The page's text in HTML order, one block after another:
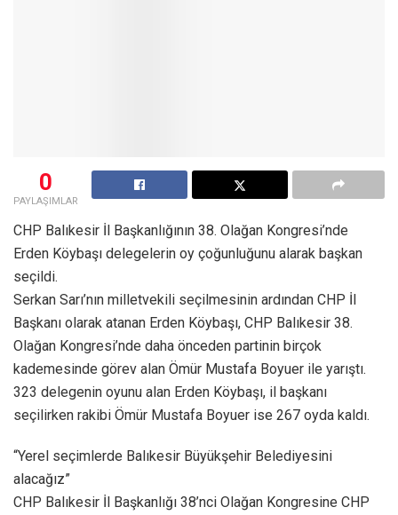
0
PAYLAŞIMLAR
CHP Balıkesir İl Başkanlığının 38. Olağan Kongresi’nde
Erden Köybaşı delegelerin oy çoğunluğunu alarak başkan
seçildi.
Serkan Sarı’nın milletvekili seçilmesinin ardından CHP İl
Başkanı olarak atanan Erden Köybaşı, CHP Balıkesir 38.
Olağan Kongresi’nde daha önceden partinin birçok
kademesinde görev alan Ömür Mustafa Boyuer ile yarıştı.
323 delegenin oyunu alan Erden Köybaşı, il başkanı
seçilirken rakibi Ömür Mustafa Boyuer ise 267 oyda kaldı.
“Yerel seçimlerde Balıkesir Büyükşehir Belediyesini
alacağız”
CHP Balıkesir İl Başkanlığı 38’nci Olağan Kongresine CHP